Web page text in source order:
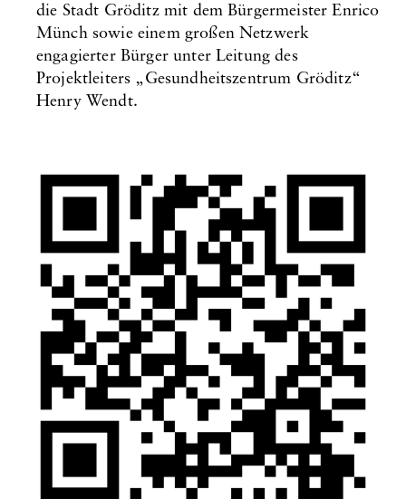
die Stadt Gröditz mit dem Bürgermeister Enrico
Münch sowie einem großen Netzwerk
engagierter Bürger unter Leitung des
Projektleiters „Gesundheitszentrum Gröditz“
Henry Wendt.